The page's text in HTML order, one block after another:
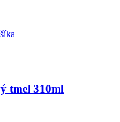
tmel 310ml